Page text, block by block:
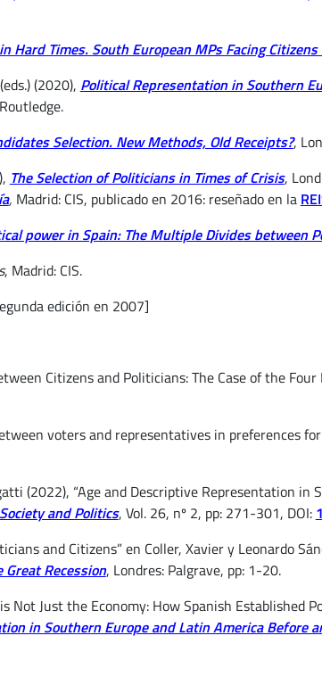
Hard Times. South European MPs Facing
(2020), Political Representation in Southern
Selection. New Methods, Old Receipts?,
The Selection of Politicians in Times of Crisis,
, Madrid: CIS, publicado en 2016: reseñado en la
power in Spain: The Multiple Divides between
, Madrid: CIS.
edición en 2007]
Citizens and Politicians: The Case of the Four
voters and representatives in preferences
(2022), “Age and Descriptive Representation
and Politics, Vol. 26, nº 2, pp: 271-301, DOI:
and Citizens” en Coller, Xavier y Leonardo
Recession, Londres: Palgrave, pp: 1-20.
Not Just the Economy: How Spanish Established
in Southern Europe and Latin America Before